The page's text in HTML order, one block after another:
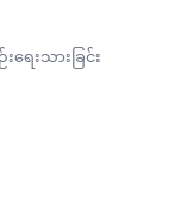
ေးသားခြင်း